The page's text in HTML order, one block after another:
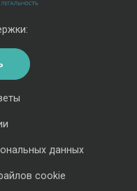
данных
cookie